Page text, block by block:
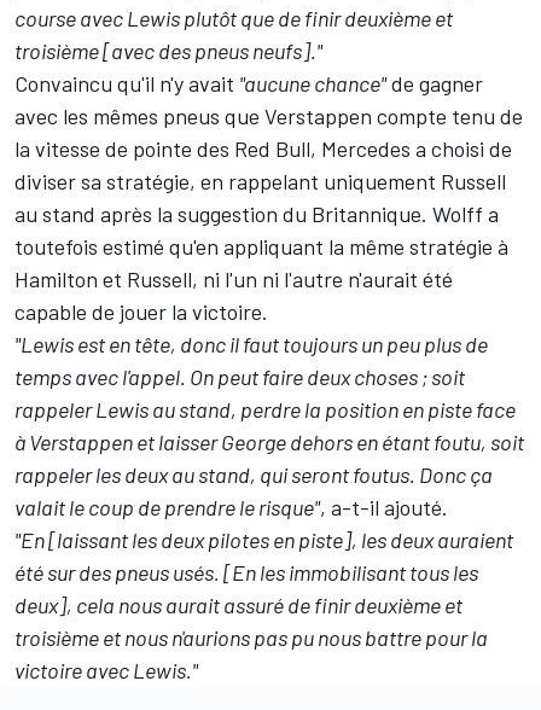
course avec Lewis plutôt que de finir deuxième et
troisième [avec des pneus neufs]."
Convaincu qu'il n'y avait "aucune chance"de gagner
avec les mêmes pneus que Verstappen compte tenu de
la vitesse de pointe des Red Bull, Mercedes a choisi de
diviser sa stratégie, en rappelant uniquement Russell
au stand après la suggestion du Britannique. Wolff a
toutefois estimé qu'en appliquant la même stratégie à
Hamilton et Russell, ni l'un ni l'autre n'aurait été
capable de jouer la victoire.
"Lewis est en tête, donc il faut toujours un peu plus de
temps avec l'appel. On peut faire deux choses ; soit
rappeler Lewis au stand, perdre la position en piste face
à Verstappen et laisser George dehors en étant foutu, soit
rappeler les deux au stand, qui seront foutus. Donc ça
valait le coup de prendre le risque", a-t-il ajouté.
"En [laissant les deux pilotes en piste], les deux auraient
été sur des pneus usés. [En les immobilisant tous les
deux], cela nous aurait assuré de finir deuxième et
troisième et nous n'aurions pas pu nous battre pour la
victoire avec Lewis."